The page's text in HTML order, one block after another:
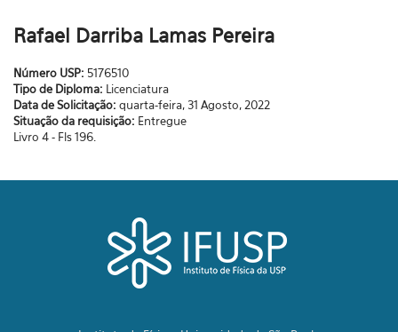
Rafael Darriba Lamas Pereira
Número USP: 5176510
Tipo de Diploma: Licenciatura
Data de Solicitação: quarta-feira, 31 Agosto, 2022
Situação da requisição: Entregue
Livro 4 - Fls 196.